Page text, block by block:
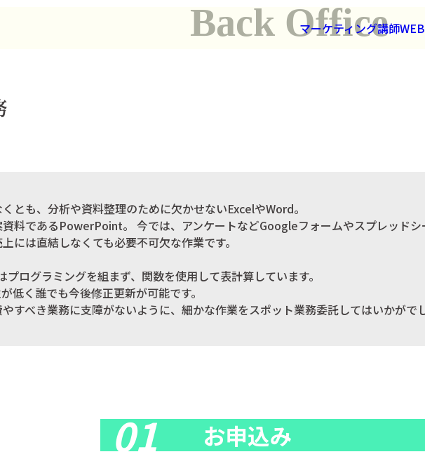
マーケティング講師
Back Office
とも、分析や資料整理のために欠かせないExcelやWord。
料であるPowerPoint。 今では、アンケートなどGoogleフォームやスプレッドシ
には直結しなくても必要不可欠な作業です。
プログラミングを組まず、関数を使用して表計算しています。
低く誰でも今後修正更新が可能です。
すべき業務に支障がないように、細かな作業をスポット業務委託してはいかがで
01 お申込み